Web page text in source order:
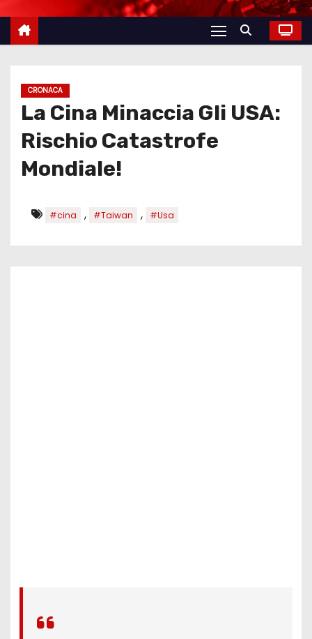
CRONACA
La Cina Minaccia Gli USA:
Rischio Catastrofe
Mondiale!
#cina , #Taiwan , #Usa